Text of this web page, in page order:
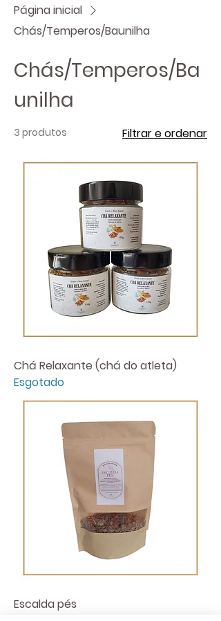
Página inicial
Chás/Temperos/Baunilha
Chás/Temperos/Ba
unilha
3 produtos Filtrar e ordenar
Chá Relaxante (chá do atleta)
Esgotado
Escalda pés